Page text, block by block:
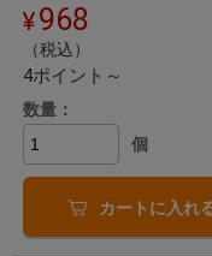
968
（税込）
4ポイント～
数量：
個
カートに入れ